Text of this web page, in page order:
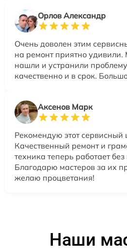
Орлов Александр
Очень доволен этим
на ремонт приятно удивили.
нашли и устранили
качественно и в срок.
Аксенов Марк
Рекомендую этот сервисный
Качественный ремонт и
техника теперь работает
Благодарю мастеров за их
желаю процветания!
Наши